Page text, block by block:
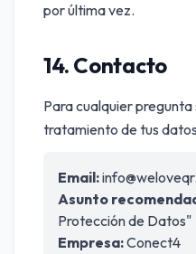
por última vez.
14. Contacto
Para cualquier
tratamiento de tus
Email:
Asunto
Protección de Datos"
Empresa:Conect4